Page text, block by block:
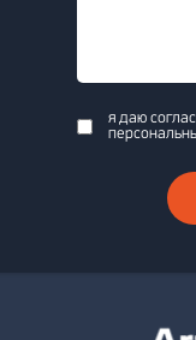
я даю